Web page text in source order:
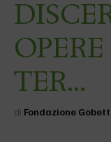
TER…
di Fondazione